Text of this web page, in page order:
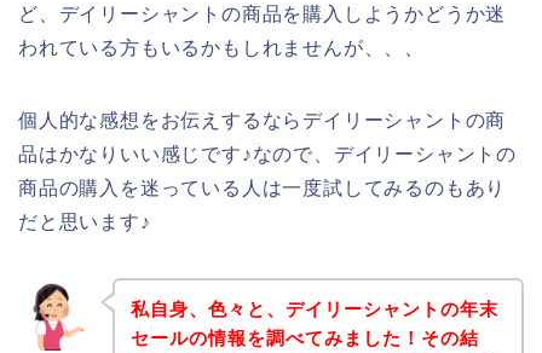
ど、デイリーシャントの商品を購入しようかどうか迷
われている方もいるかもしれませんが、、、
個人的な感想をお伝えするならデイリーシャントの商
品はかなりいい感じです♪なので、デイリーシャントの
商品の購入を迷っている人は一度試してみるのもあり
だと思います♪
私自身、色々と、デイリーシャントの年末
セールの情報を調べてみました！その結